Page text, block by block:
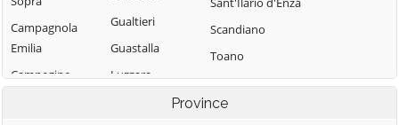
Campagnola
Emilia
Campegine
Gualtieri
Guastalla
Luzzara
Montecchio
Scandiano
Toano
Ventasso
Vetto
Province